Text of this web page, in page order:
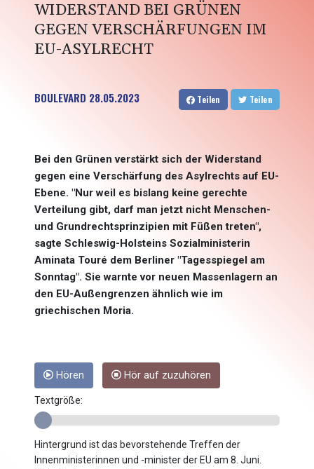
WIDERSTAND BEI GRÜNEN
GEGEN VERSCHÄRFUNGEN IM
EU-ASYLRECHT
BOULEVARD 28.05.2023 Teilen Teilen
Bei den Grünen verstärkt sich der Widerstand
gegen eine Verschärfung des Asylrechts auf EU-
Ebene. "Nur weil es bislang keine gerechte
Verteilung gibt, darf man jetzt nicht Menschen-
und Grundrechtsprinzipien mit Füßen treten",
sagte Schleswig-Holsteins Sozialministerin
Aminata Touré dem Berliner "Tagesspiegel am
Sonntag". Sie warnte vor neuen Massenlagern an
den EU-Außengrenzen ähnlich wie im
griechischen Moria.
Hören Hör auf zuzuhören
Textgröße:
Hintergrund ist das bevorstehende Treffen der
Innenministerinnen und -minister der EU am 8. Juni.